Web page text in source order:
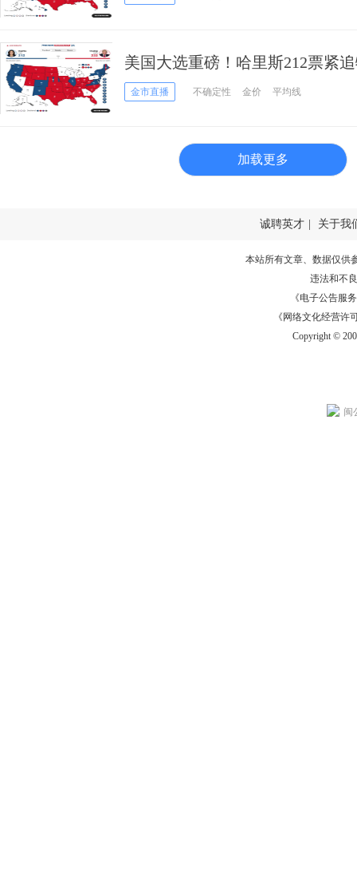
美国大选重磅！哈里斯212票紧
低大涨逾12美元 首席分析师黄金
金市直播 不确定性 金价 平均线
加载更多
诚聘英才 关于我
本站所有文章、数据仅供
违法和不
《电子公告服务
《网络文化经营许
Copyright ©
闽